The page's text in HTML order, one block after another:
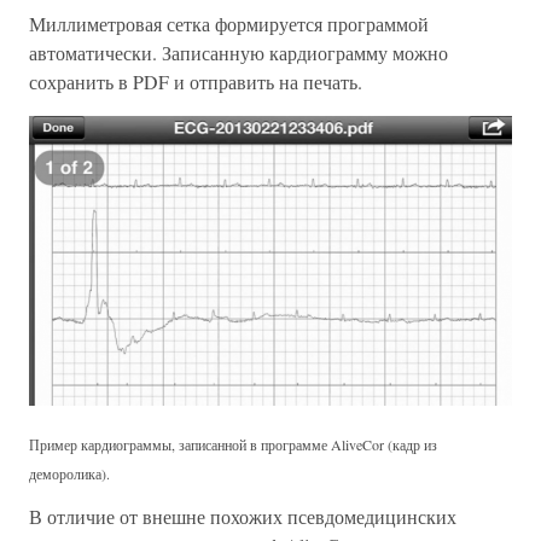
Миллиметровая сетка формируется программой
автоматически. Записанную кардиограмму можно
сохранить в PDF и отправить на печать.
Пример кардиограммы, записанной в программе AliveCor (кадр из
деморолика).
В отличие от внешне похожих псевдомедицинских